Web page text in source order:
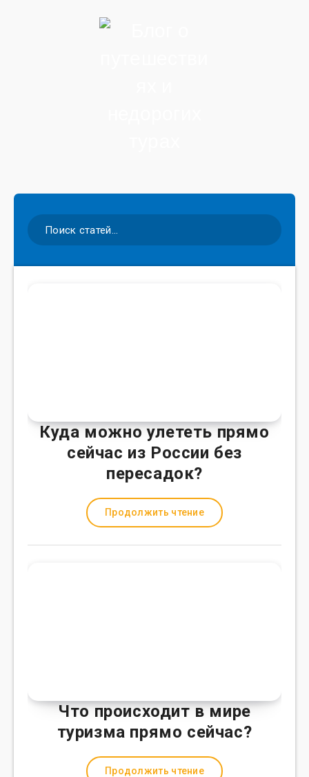
Куда можно улететь прямо
сейчас из России без
пересадок?
Продолжить чтение
Что происходит в мире
туризма прямо сейчас?
Продолжить чтение